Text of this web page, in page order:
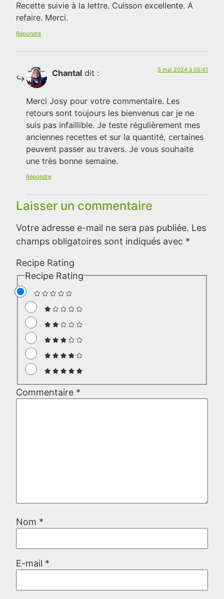
Recette suivie à la lettre. Cuisson excellente. A
refaire. Merci.
Répondre
Chantal dit : 5 mai 2024 à 05:41
Merci Josy pour votre commentaire. Les
retours sont toujours les bienvenus car je ne
suis pas infaillible. Je teste régulièrement mes
anciennes recettes et sur la quantité, certaines
peuvent passer au travers. Je vous souhaite
une très bonne semaine.
Répondre
Laisser un commentaire
Votre adresse e-mail ne sera pas publiée. Les
champs obligatoires sont indiqués avec *
Recipe Rating
Recipe Rating
Commentaire *
Nom *
E-mail *